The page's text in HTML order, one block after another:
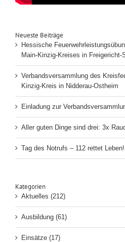
Neueste Beiträge
Hessische
Main-Kinzig-Kreises in Freigericht-
Verbandsversammlung des
Kinzig-Kreis in Nidderau-Ostheim
Einladung zur
Aller guten Dinge sind drei: 3x
Tag des Notrufs – 112 rettet Leben!
Kategorien
Aktuelles (212)
Ausbildung (61)
Einsätze (17)